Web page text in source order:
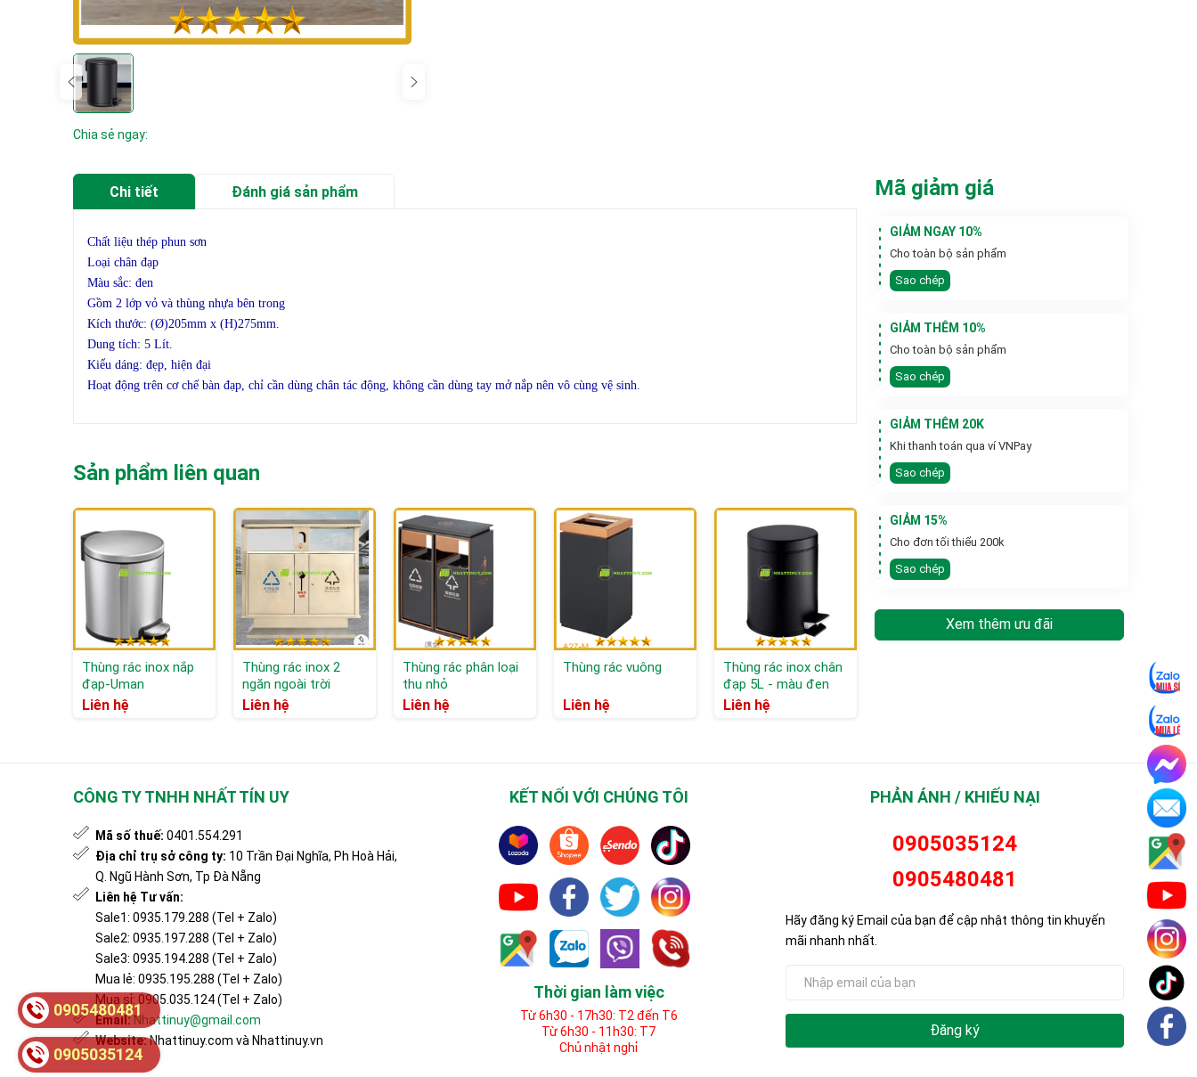
Chia sẻ ngay:
Chi tiết Đánh giá sản phẩm
Chất liệu thép phun sơn
Loại chân đạp
Màu sắc: đen
Gồm 2 lớp vỏ và thùng nhựa bên trong
Kích thước: (Ø)205mm x (H)275mm.
Dung tích: 5 Lít.
Kiểu dáng: đẹp, hiện đại
Hoạt động trên cơ chế bàn đạp, chỉ cần dùng chân tác động, không cần dùng tay mở nắp nên vô cùng vệ sinh.
Sản phẩm liên quan
Thùng rác inox nắp
đạp-Uman
Liên hệ
Thùng rác inox 2
ngăn ngoài trời
Liên hệ
Thùng rác phân loại
thu nhỏ
Liên hệ
Thùng rác vuông
Liên hệ
Thùng rác inox chân
đạp 5L - màu đen
Liên hệ
Thùng rác nhựa đạp
Mã giảm giá
GIẢM NGAY 10%
Cho toàn bộ sản phẩm
Sao chép
GIẢM THÊM 10%
Cho toàn bộ sản phẩm
Sao chép
GIẢM THÊM 20K
Khi thanh toán qua ví VNPay
Sao chép
GIẢM 15%
Cho đơn tối thiểu 200k
Sao chép
Xem thêm ưu đãi
CÔNG TY TNHH NHẤT TÍN UY
Mã số thuế: 0401.554.291
Địa chỉ trụ sở công ty: 10 Trần Đại Nghĩa, Ph Hoà Hải,
Q. Ngũ Hành Sơn, Tp Đà Nẵng
Liên hệ Tư vấn:
Sale1: 0935.179.288 (Tel + Zalo)
Sale2: 0935.197.288 (Tel + Zalo)
Sale3: 0935.194.288 (Tel + Zalo)
Mua lẻ: 0935.195.288 (Tel + Zalo)
Mua sỉ: 0905.035.124 (Tel + Zalo)
Email: Nhattinuy@gmail.com
Website:Nhattinuy.com và Nhattinuy.vn
KẾT NỐI VỚI CHÚNG TÔI
Thời gian làm việc
Từ 6h30 - 17h30: T2 đến T6
Từ 6h30 - 11h30: T7
Chủ nhật nghỉ
PHẢN ÁNH / KHIẾU NẠI
0905035124
0905480481
Hãy đăng ký Email của bạn để cập nhật thông tin khuyến
mãi nhanh nhất.
Đăng ký
0905480481
0905035124